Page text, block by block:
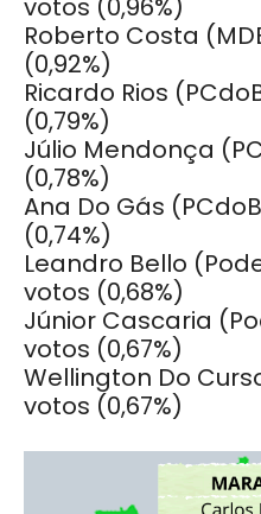
votos (0,96%)
Roberto Costa
(0,92%)
Ricardo Rios
(0,79%)
Júlio Mendonça
(0,78%)
Ana Do Gás
(0,74%)
Leandro Bello
votos (0,68%)
Júnior Cascaria
votos (0,67%)
Wellington Do
votos (0,67%)